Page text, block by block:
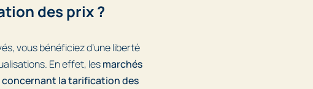
des prix ?
vous bénéficiez d’une liberté
En effet, lesmarchés
la tarification des